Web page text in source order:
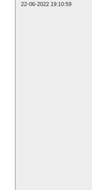
22-06-2022 19:10:59